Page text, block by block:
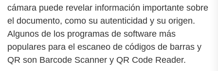
cámara puede revelar información importante sobre
el documento, como su autenticidad y su origen.
Algunos de los programas de software más
populares para el escaneo de códigos de barras y
QR son Barcode Scanner y QR Code Reader.